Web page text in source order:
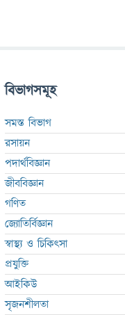
বিভাগসমূহ
সমস্ত বিভাগ
রসায়ন
পদার্থবিজ্ঞান
জীববিজ্ঞান
গণিত
জ্যোতির্বিজ্ঞান
স্বাস্থ্য ও চিকিৎসা
প্রযুক্তি
আইকিউ
সৃজনশীলতা